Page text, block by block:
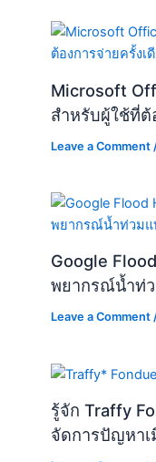
Microsoft
สำหรับผู้ใช้ที่ต้
Leave a Comment
Google
พยากรณ์น้ำท่
Leave a Comment
รู้จัก Traffy
จัดการปัญหา